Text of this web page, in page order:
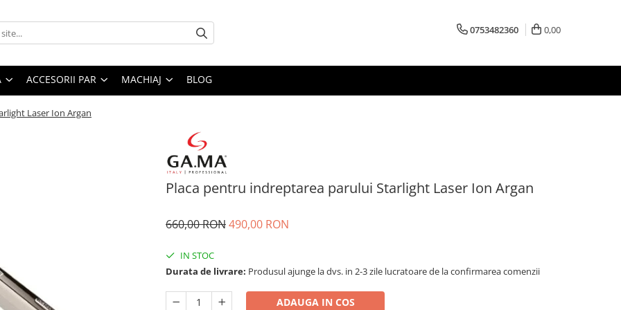
0753482360 0,00
ACCESORII PAR MACHIAJ BLOG
Laser Ion Argan
Placa pentru indreptarea parului Starlight Laser Ion Argan
660,00 RON490,00 RON
IN STOC
Durata de livrare: Produsul ajunge la dvs. in 2-3 zile lucratoare de la confirmarea comenzii
ADAUGA IN COS